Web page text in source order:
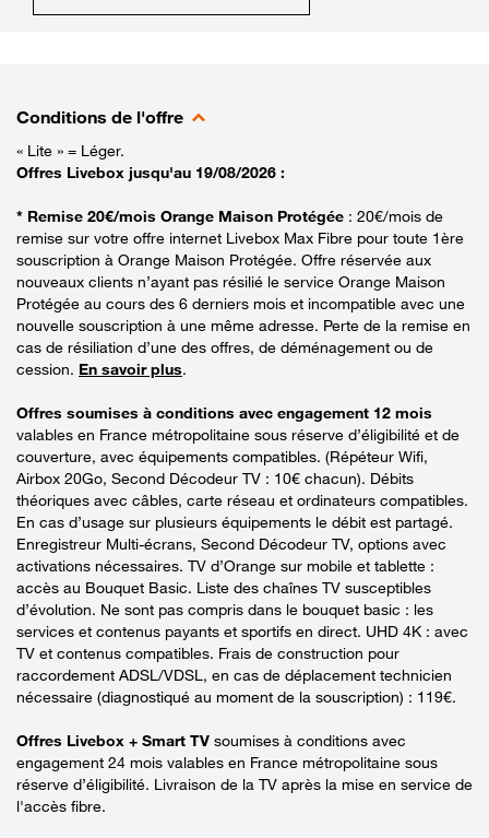
Conditions de l'offre
« Lite » = Léger.
Offres Livebox jusqu'au 19/08/2026 :
* Remise 20€/mois Orange Maison Protégée : 20€/mois de
remise sur votre offre internet Livebox Max Fibre pour toute 1ère
souscription à Orange Maison Protégée. Offre réservée aux
nouveaux clients n’ayant pas résilié le service Orange Maison
Protégée au cours des 6 derniers mois et incompatible avec une
nouvelle souscription à une même adresse. Perte de la remise en
cas de résiliation d’une des offres, de déménagement ou de
cession. En savoir plus.
Offres soumises à conditions avec engagement 12 mois
valables en France métropolitaine sous réserve d’éligibilité et de
couverture, avec équipements compatibles. (Répéteur Wifi,
Airbox 20Go, Second Décodeur TV : 10€ chacun). Débits
théoriques avec câbles, carte réseau et ordinateurs compatibles.
En cas d’usage sur plusieurs équipements le débit est partagé.
Enregistreur Multi-écrans, Second Décodeur TV, options avec
activations nécessaires. TV d’Orange sur mobile et tablette :
accès au Bouquet Basic. Liste des chaînes TV susceptibles
d’évolution. Ne sont pas compris dans le bouquet basic : les
services et contenus payants et sportifs en direct. UHD 4K : avec
TV et contenus compatibles. Frais de construction pour
raccordement ADSL/VDSL, en cas de déplacement technicien
nécessaire (diagnostiqué au moment de la souscription) : 119€.
Offres Livebox + Smart TV soumises à conditions avec
engagement 24 mois valables en France métropolitaine sous
réserve d’éligibilité. Livraison de la TV après la mise en service de
l'accès fibre.